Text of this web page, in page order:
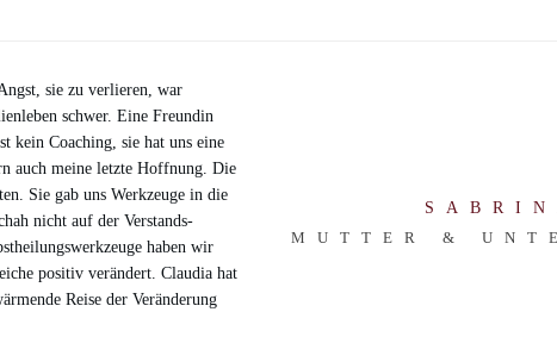
sie zu verlieren, war
schwer. Eine Freundin
kein Coaching, sie hat uns eine
auch meine letzte Hoffnung. Die
Sie gab uns Werkzeuge in die
nicht auf der Verstands-
haben wir
positiv verändert. Claudia hat
Reise der Veränderung
MUTTER &